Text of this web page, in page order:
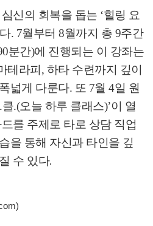
신의 회복을 돕는 ‘힐링 요
. 7월부터 8월까지 총 9주간
분간)에 진행되는 이 강좌는
테라피, 하타 수련까지 깊이
넓게 다룬다. 또 7월 4일 원
.클.(오늘 하루 클래스)’이 열
를 주제로 타로 상담 직업
을 통해 자신과 타인을 깊
수 있다.